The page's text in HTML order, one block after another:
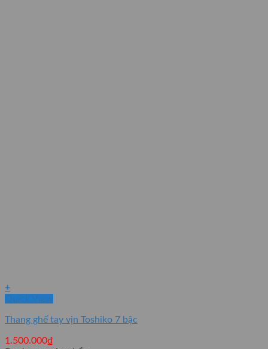
+
Quick View
Thang ghế tay vịn Toshiko 7 bậc
1.500.000₫